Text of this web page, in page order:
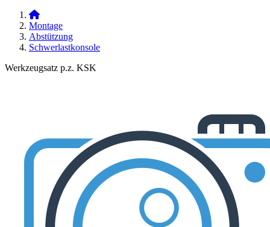
Montage
Abstützung
Schwerlastkonsole
Werkzeugsatz p.z. KSK